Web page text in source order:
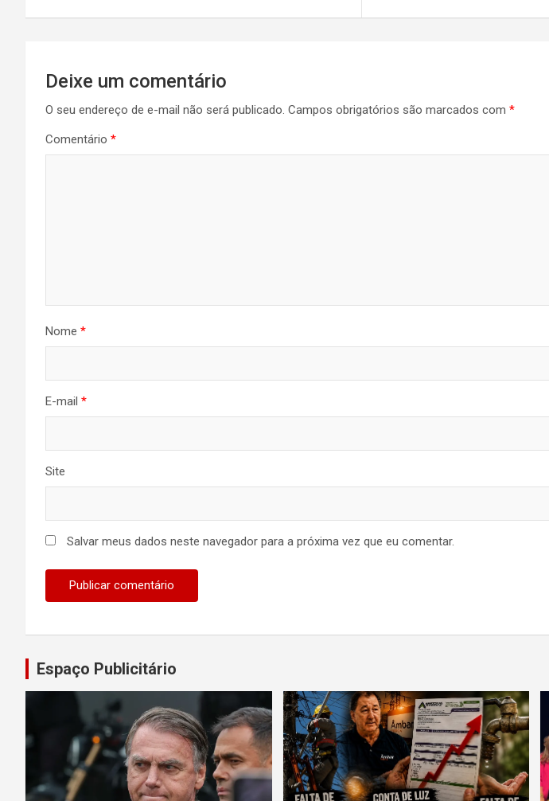
Post
Deixe um comentário
O seu endereço de e-mail não será publicado. Campos obrigatórios são marcados com *
Comentário *
Nome *
E-mail *
Site
Salvar meus dados neste navegador para a próxima vez que eu comentar.
Espaço Publicitário